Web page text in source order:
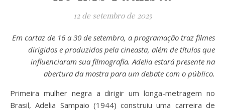
12 de setembro de 2025
Em cartaz de 16 a 30 de setembro, a programação traz filmes
dirigidos e produzidos pela cineasta, além de títulos que
influenciaram sua filmografia. Adelia estará presente na
abertura da mostra para um debate com o público.
Primeira mulher negra a dirigir um longa-metragem no
Brasil, Adelia Sampaio (1944) construiu uma carreira de